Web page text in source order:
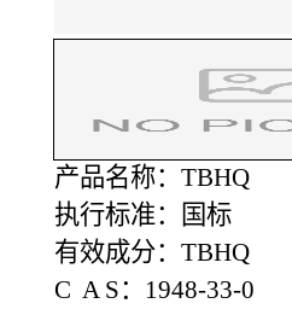
产品名称：TBHQ
执行标准：国标
有效成分：TBHQ
C A S：1948-33-0